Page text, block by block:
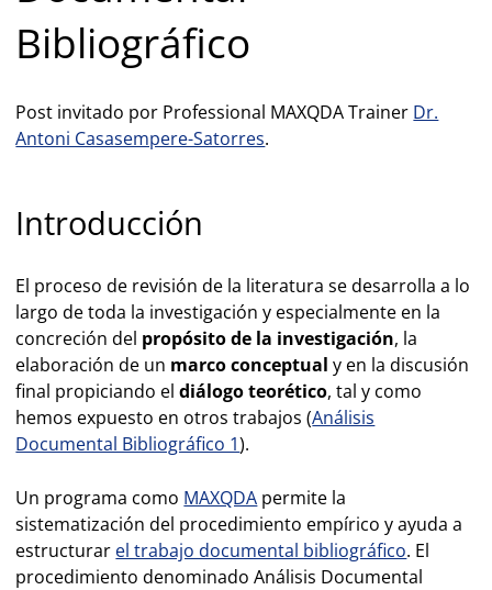
Bibliográfico
Post invitado por Professional MAXQDA Trainer Dr.
Antoni Casasempere-Satorres.
Introducción
El proceso de revisión de la literatura se desarrolla a lo
largo de toda la investigación y especialmente en la
concreción del propósito de la investigación, la
elaboración de un marco conceptual y en la discusión
final propiciando eldiálogo teorético, tal y como
hemos expuesto en otros trabajos (Análisis
Documental Bibliográfico 1).
Un programa como MAXQDA permite la
sistematización del procedimiento empírico y ayuda a
estructurar el trabajo documental bibliográfico. El
procedimiento denominado Análisis Documental